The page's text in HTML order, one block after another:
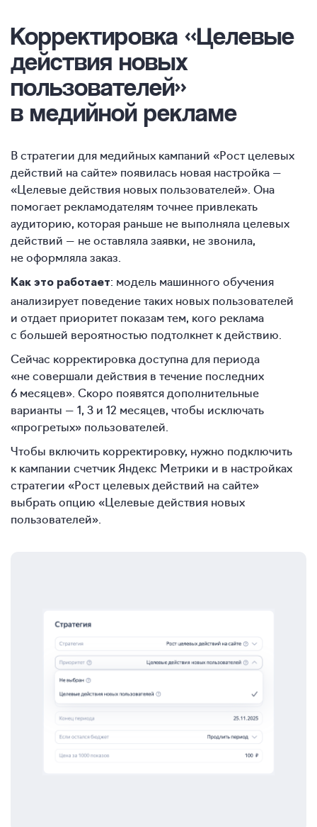
Корректировка «Целевые
действия новых
пользователей»
в медийной рекламе
В стратегии для медийных кампаний «Рост целевых
действий на сайте» появилась новая настройка —
«Целевые действия новых пользователей». Она
помогает рекламодателям точнее привлекать
аудиторию, которая раньше не выполняла целевых
действий — не оставляла заявки, не звонила,
не оформляла заказ.
Как это работает: модель машинного обучения
анализирует поведение таких новых пользователей
и отдает приоритет показам тем, кого реклама
с большей вероятностью подтолкнет к действию.
Сейчас корректировка доступна для периода
«не совершали действия в течение последних
6 месяцев». Скоро появятся дополнительные
варианты — 1, 3 и 12 месяцев, чтобы исключать
«прогретых» пользователей.
Чтобы включить корректировку, нужно подключить
к кампании счетчик Яндекс Метрики и в настройках
стратегии «Рост целевых действий на сайте»
выбрать опцию «Целевые действия новых
пользователей».